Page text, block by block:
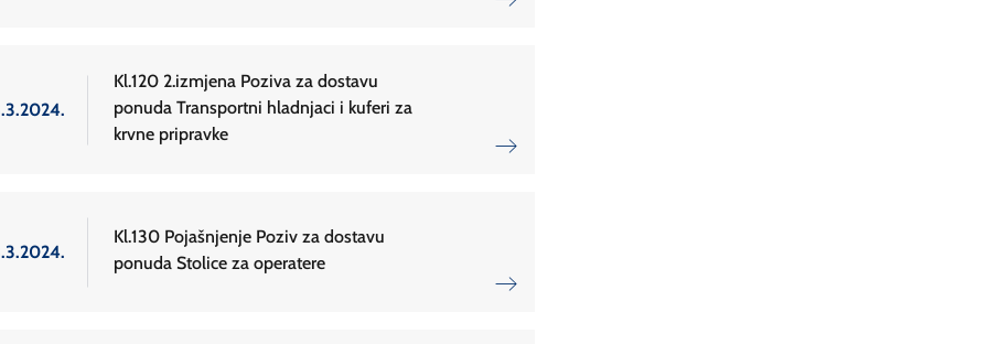
Kl.120 2.izmjena Poziva za dostavu
ponuda Transportni hladnjaci i kuferi za
krvne pripravke
Kl.130 Pojašnjenje Poziv za dostavu
ponuda Stolice za operatere